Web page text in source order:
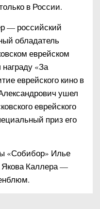
в России.
— российский
обладатель
еврейском
«За
еврейского кино в
ушел
еврейского
приз его
«Собибор» Илье
Якова Каллера —